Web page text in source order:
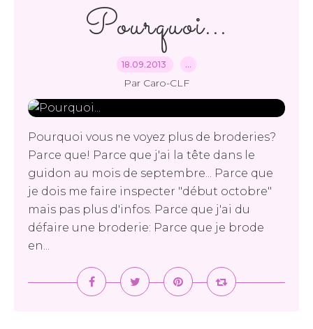
Pourquoi...
18.09.2013 …
Par Caro-CLF
Pourquoi vous ne voyez plus de broderies?
Parce que! Parce que j'ai la tête dans le
guidon au mois de septembre... Parce que
je dois me faire inspecter "début octobre"
mais pas plus d'infos. Parce que j'ai du
défaire une broderie: Parce que je brode
en...